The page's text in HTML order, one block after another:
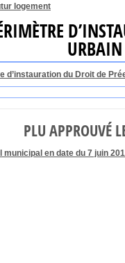
logement
d’instauration du Droit de
PLU APPROUVÉ
en date du 7 juin